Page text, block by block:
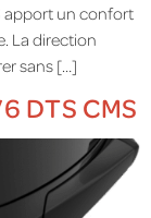
apport un confort
La direction
sans […]
DTS CMS